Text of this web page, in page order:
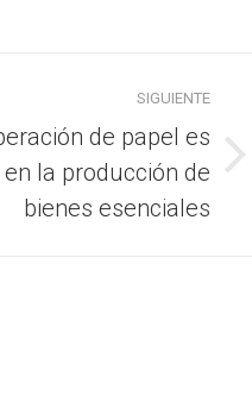
SIGUIENTE
de papel es
la producción de
bienes esenciales